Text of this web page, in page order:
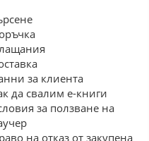
за клиента
да свалим е-книги
за ползване на
на отказ от закупена